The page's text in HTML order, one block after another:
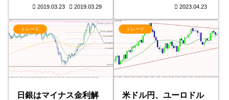
2019.03.23 2019.03.29 2023.04.23
トレード
日銀はマイナス金利解
トレード
米ドル円、ユーロドル